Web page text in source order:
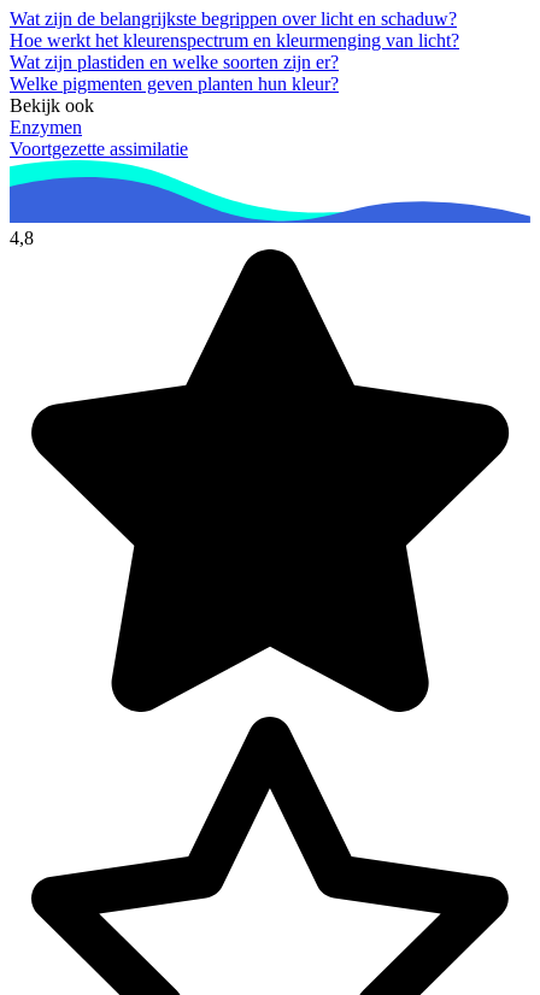
Wat zijn de belangrijkste begrippen over licht en schaduw?
Hoe werkt het kleurenspectrum en kleurmenging van licht?
Wat zijn plastiden en welke soorten zijn er?
Welke pigmenten geven planten hun kleur?
Bekijk ook
Enzymen
Voortgezette assimilatie
4,8